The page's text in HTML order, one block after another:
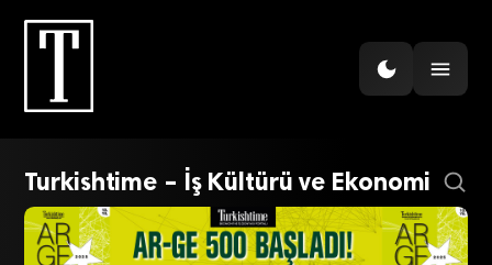
Turkishtime – İş Kültürü ve Ekonomi